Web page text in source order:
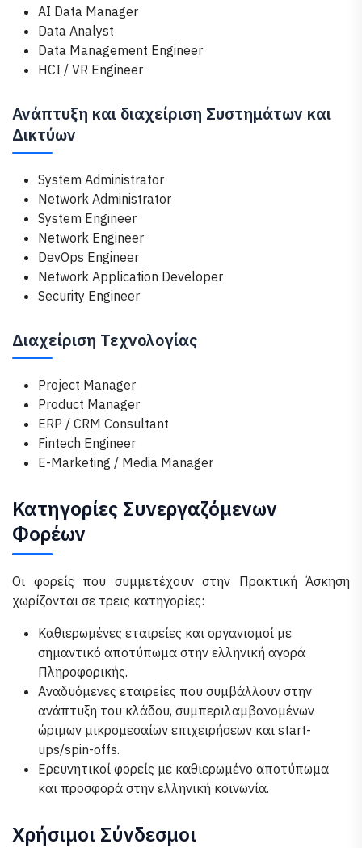
AI Data Manager
Data Analyst
Data Management Engineer
HCI / VR Engineer
Ανάπτυξη και διαχείριση Συστημάτων και
Δικτύων
System Administrator
Network Administrator
System Engineer
Network Engineer
DevOps Engineer
Network Application Developer
Security Engineer
Διαχείριση Τεχνολογίας
Project Manager
Product Manager
ERP / CRM Consultant
Fintech Engineer
E-Marketing / Media Manager
Κατηγορίες Συνεργαζόμενων
Φορέων
Οι φορείς που συμμετέχουν στην Πρακτική Άσκηση
χωρίζονται σε τρεις κατηγορίες:
Καθιερωμένες εταιρείες και οργανισμοί με
σημαντικό αποτύπωμα στην ελληνική αγορά
Πληροφορικής.
Αναδυόμενες εταιρείες που συμβάλλουν στην
ανάπτυξη του κλάδου, συμπεριλαμβανομένων
ώριμων μικρομεσαίων επιχειρήσεων και start-
ups/spin-offs.
Ερευνητικοί φορείς με καθιερωμένο αποτύπωμα
και προσφορά στην ελληνική κοινωνία.
Χρήσιμοι Σύνδεσμοι